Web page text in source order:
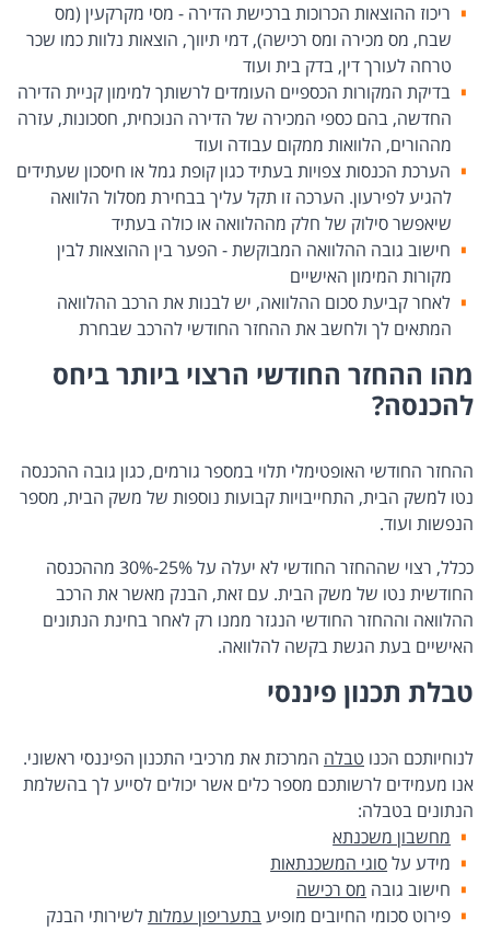
ריכוז ההוצאות הכרוכות ברכישת הדירה - מסי מקרקעין (מס
שבח, מס מכירה ומס רכישה), דמי תיווך, הוצאות נלוות כמו שכר
טרחה לעורך דין, בדק בית ועוד
בדיקת המקורות הכספיים העומדים לרשותך למימון קניית הדירה
החדשה, בהם כספי המכירה של הדירה הנוכחית, חסכונות, עזרה
מההורים, הלוואות ממקום עבודה ועוד
הערכת הכנסות צפויות בעתיד כגון קופת גמל או חיסכון שעתידים
להגיע לפירעון. הערכה זו תקל עליך בבחירת מסלול הלוואה
שיאפשר סילוק של חלק מההלוואה או כולה בעתיד
חישוב גובה ההלוואה המבוקשת - הפער בין ההוצאות לבין
מקורות המימון האישיים
לאחר קביעת סכום ההלוואה, יש לבנות את הרכב ההלוואה
המתאים לך ולחשב את ההחזר החודשי להרכב שבחרת
מהו ההחזר החודשי הרצוי ביותר ביחס
להכנסה?
ההחזר החודשי האופטימלי תלוי במספר גורמים, כגון גובה ההכנסה
נטו למשק הבית, התחייבויות קבועות נוספות של משק הבית, מספר
הנפשות ועוד.
ככלל, רצוי שההחזר החודשי לא יעלה על 25%-30% מההכנסה
החודשית נטו של משק הבית. עם זאת, הבנק מאשר את הרכב
ההלוואה וההחזר החודשי הנגזר ממנו רק לאחר בחינת הנתונים
האישיים בעת הגשת בקשה להלוואה.
טבלת תכנון פיננסי
לנוחיותכם הכנו טבלה המרכזת את מרכיבי התכנון הפיננסי ראשוני.
אנו מעמידים לרשותכם מספר כלים אשר יכולים לסייע לך בהשלמת
הנתונים בטבלה:
מחשבון משכנתא
מידע עלסוגי המשכנתאות
חישוב גובה מס רכישה
פירוט סכומי החיובים מופיעבתעריפון עמלותלשירותי הבנק